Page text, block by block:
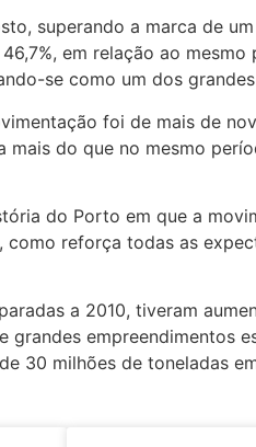
superando a marca de
em relação ao
se como um dos
foi de mais de
do que no mesmo
do Porto em que a
reforça todas as
a 2010, tiveram
empreendimentos
30 milhões de toneladas